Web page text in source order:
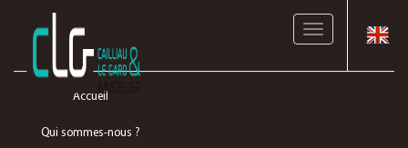
Toggle
Accueil
Qui sommes-nous ?